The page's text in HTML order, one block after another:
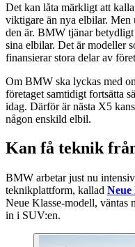
Det kan låta märkligt att
viktigare än nya elbilar. Men
den är. BMW tjänar betydligt
sina elbilar. Det är modeller
finansierar stora delar av
Om BMW ska lyckas med
företaget samtidigt fortsätta
idag. Därför är nästa X5
någon enskild elbil.
Kan få teknik
BMW arbetar just nu
teknikplattform, kallad Neue
Neue Klasse-modell, väntas
in i SUV:en.